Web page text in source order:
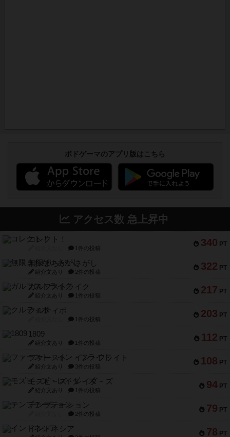
ボドゲーマのアプリ版はこちら
アクセス数 急上昇中
340 PT
コレクト！
1件の投稿
322 PT
無限まちがいさがし
紹介文あり 2件の投稿
217 PT
ガルフストライク
紹介文あり 1件の投稿
203 PT
クルティボ
1件の投稿
112 PT
1809
紹介文あり 1件の投稿
108 PT
ファースト・イン・フライト
紹介文あり 3件の投稿
94 PT
モズビ－ズ・レイダ－ズ
紹介文あり 1件の投稿
79 PT
テンプテーション
2件の投稿
78 PT
インドネシア